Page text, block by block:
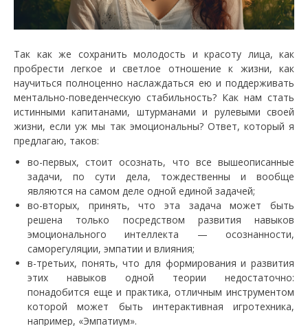
Так как же сохранить молодость и красоту лица, как
пробрести легкое и светлое отношение к жизни, как
научиться полноценно наслаждаться ею и поддерживать
ментально-поведенческую стабильность? Как нам стать
истинными капитанами, штурманами и рулевыми своей
жизни, если уж мы так эмоциональны? Ответ, который я
предлагаю, таков:
во-первых, стоит осознать, что все вышеописанные
задачи, по сути дела, тождественны и вообще
являются на самом деле одной единой задачей;
во-вторых, принять, что эта задача может быть
решена только посредством развития навыков
эмоционального интеллекта — осознанности,
саморегуляции, эмпатии и влияния;
в-третьих, понять, что для формирования и развития
этих навыков одной теории недостаточно:
понадобится еще и практика, отличным инструментом
которой может быть интерактивная игротехника,
например, «Эмпатиум».